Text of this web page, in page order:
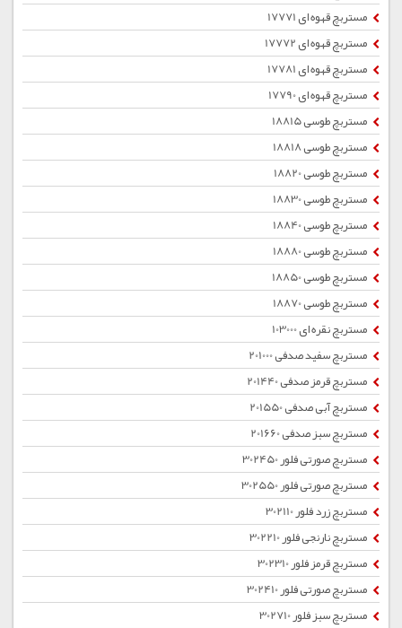
مستربچ قهوه ای 17771
مستربچ قهوه ای 17772
مستربچ قهوه ای 17781
مستربچ قهوه ای 17790
مستربچ طوسی 18815
مستربچ طوسی 18818
مستربچ طوسی 18820
مستربچ طوسی 18830
مستربچ طوسی 18840
مستربچ طوسی 18880
مستربچ طوسی 18850
مستربچ طوسی 18870
مستربچ نقره ای 103000
مستربچ سفید صدفی 201000
مستربچ قرمز صدفی 201440
مستربچ آبی صدفی 201550
مستربچ سبز صدفی 201660
مستربچ صورتی فلور 302450
مستربچ صورتی فلور 302550
مستربچ زرد فلور 302110
مستربچ نارنجی فلور 302210
مستربچ قرمز فلور 302310
مستربچ صورتی فلور 302410
مستربچ سبز فلور 302710